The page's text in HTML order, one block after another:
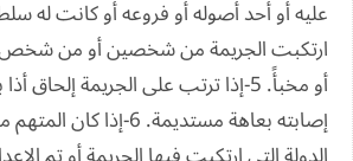
ارتكبت الجريمة من شخصين أو من
أو مخبأً. 5-إذا ترتب على الجريمة
إصابته بعاهة مستديمة. 6-